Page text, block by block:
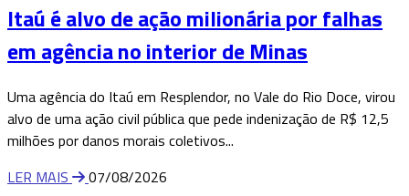
Itaú é alvo de ação milionária por falhas
em agência no interior de Minas
Uma agência do Itaú em Resplendor, no Vale do Rio Doce, virou
alvo de uma ação civil pública que pede indenização de R$ 12,5
milhões por danos morais coletivos...
LER MAIS
07/08/2026